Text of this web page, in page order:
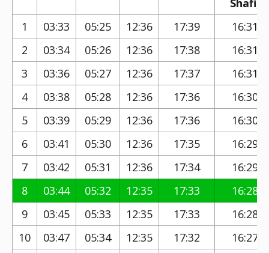
Shafi)
1
03:33 05:25 12:36 17:39
16:31
2
03:34 05:26 12:36 17:38
16:31
3
03:36 05:27 12:36 17:37
16:31
4
03:38 05:28 12:36 17:36
16:30
5
03:39 05:29 12:36 17:36
16:30
6
03:41 05:30 12:36 17:35
16:29
7
03:42 05:31 12:36 17:34
16:29
8
03:44 05:32 12:35 17:33
16:28
9
03:45 05:33 12:35 17:33
16:28
10
03:47 05:34 12:35 17:32
16:27